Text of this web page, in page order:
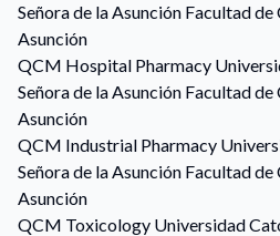
Señora de la Asunción Facultad de
Asunción
QCM Hospital Pharmacy
Señora de la Asunción Facultad de
Asunción
QCM Industrial Pharmacy
Señora de la Asunción Facultad de
Asunción
QCM Toxicology Universidad